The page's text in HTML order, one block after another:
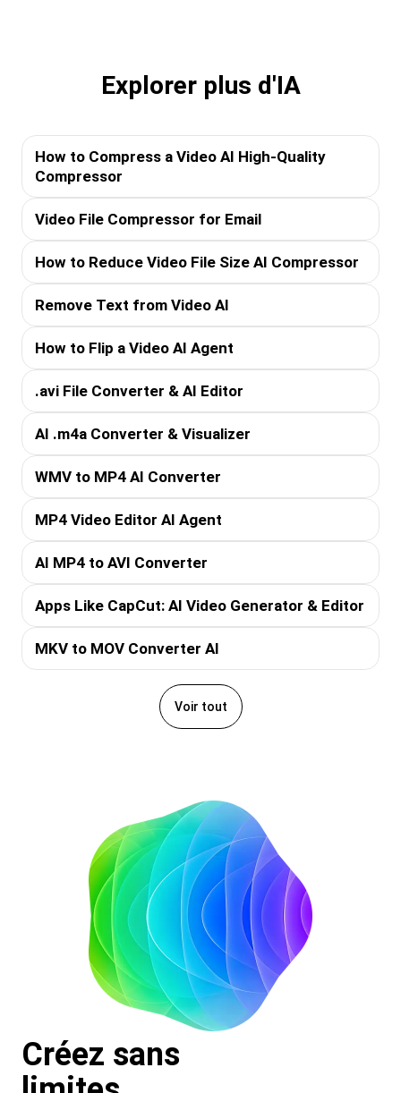
Explorer plus d'IA
How to Compress a Video AI High-Quality
Compressor
Video File Compressor for Email
How to Reduce Video File Size AI Compressor
Remove Text from Video AI
How to Flip a Video AI Agent
.avi File Converter & AI Editor
AI .m4a Converter & Visualizer
WMV to MP4 AI Converter
MP4 Video Editor AI Agent
AI MP4 to AVI Converter
Apps Like CapCut: AI Video Generator & Editor
MKV to MOV Converter AI
Voir tout
Créez sans